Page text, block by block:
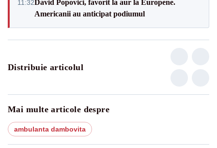
11:32David Popovici, favorit la aur la Europene.
Americanii au anticipat podiumul
Distribuie articolul
Mai multe articole despre
ambulanta dambovita